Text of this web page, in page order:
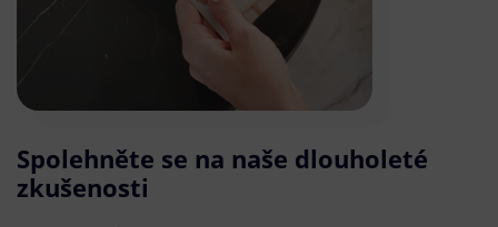
Spolehněte se na naše dlouholeté
zkušenosti